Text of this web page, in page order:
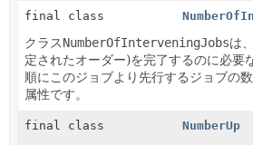
final class
クラスNumberOfInterveningJobsは
定されたオーダー)を完了するのに必要
順にこのジョブより先行するジョブの
属性です。
final class NumberUp